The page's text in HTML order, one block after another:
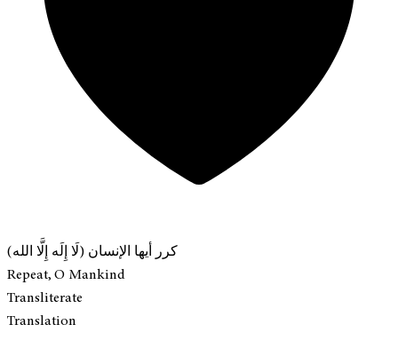
كرر أيها الإنسان (لَا إِلَه إِلَّا الله)
Repeat, O Mankind
Transliterate
Translation